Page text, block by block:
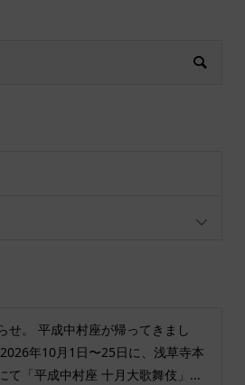
せ。 平成中村座が帰ってきまし
年10月1日〜25日に、浅草寺本
て「平成中村座 十月大歌舞伎」...